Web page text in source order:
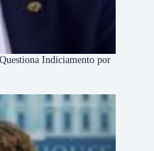
Indiciamento por